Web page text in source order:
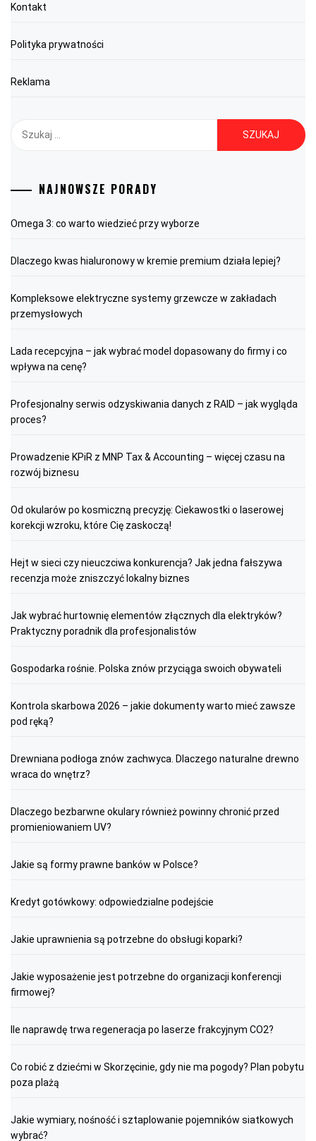
Kontakt
Polityka prywatności
Reklama
NAJNOWSZE PORADY
Omega 3: co warto wiedzieć przy wyborze
Dlaczego kwas hialuronowy w kremie premium działa lepiej?
Kompleksowe elektryczne systemy grzewcze w zakładach
przemysłowych
Lada recepcyjna – jak wybrać model dopasowany do firmy i co
wpływa na cenę?
Profesjonalny serwis odzyskiwania danych z RAID – jak wygląda
proces?
Prowadzenie KPiR z MNP Tax & Accounting – więcej czasu na
rozwój biznesu
Od okularów po kosmiczną precyzję: Ciekawostki o laserowej
korekcji wzroku, które Cię zaskoczą!
Hejt w sieci czy nieuczciwa konkurencja? Jak jedna fałszywa
recenzja może zniszczyć lokalny biznes
Jak wybrać hurtownię elementów złącznych dla elektryków?
Praktyczny poradnik dla profesjonalistów
Gospodarka rośnie. Polska znów przyciąga swoich obywateli
Kontrola skarbowa 2026 – jakie dokumenty warto mieć zawsze
pod ręką?
Drewniana podłoga znów zachwyca. Dlaczego naturalne drewno
wraca do wnętrz?
Dlaczego bezbarwne okulary również powinny chronić przed
promieniowaniem UV?
Jakie są formy prawne banków w Polsce?
Kredyt gotówkowy: odpowiedzialne podejście
Jakie uprawnienia są potrzebne do obsługi koparki?
Jakie wyposażenie jest potrzebne do organizacji konferencji
firmowej?
Ile naprawdę trwa regeneracja po laserze frakcyjnym CO2?
Co robić z dziećmi w Skorzęcinie, gdy nie ma pogody? Plan pobytu
poza plażą
Jakie wymiary, nośność i sztaplowanie pojemników siatkowych
wybrać?